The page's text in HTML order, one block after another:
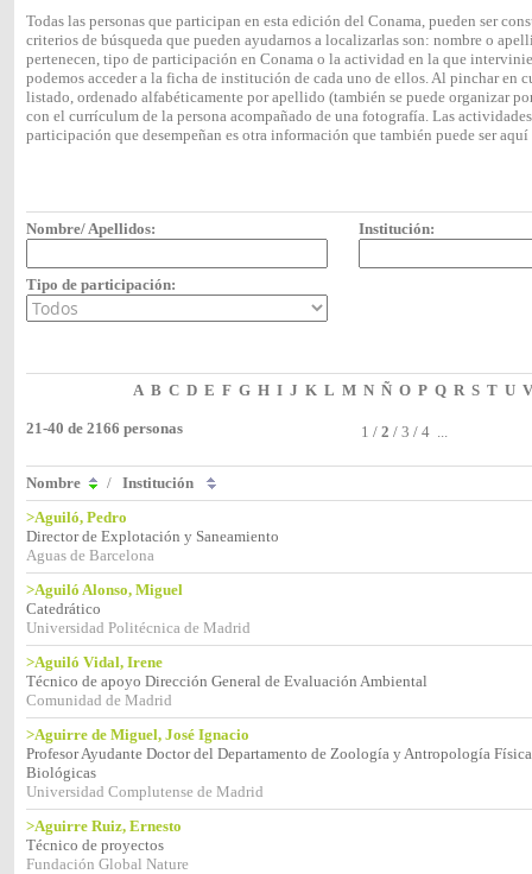
Todas las personas que participan en esta edición del Conama, pueden ser
criterios de búsqueda que pueden ayudarnos a localizarlas son: nombre o
pertenecen, tipo de participación en Conama o la actividad en la que
podemos acceder a la ficha de institución de cada uno de ellos. Al pinchar en
listado, ordenado alfabéticamente por apellido (también se puede organizar
con el currículum de la persona acompañado de una fotografía. Las
participación que desempeñan es otra información que también puede ser
Nombre/ Apellidos: Institución:
Tipo de participación:
A B C D E F G H I J K L M N Ñ O P Q R S T U V
21-40 de 2166 personas 1 / 2 / 3 / 4 ...
Nombre / Institución
>Aguiló, Pedro
Director de Explotación y Saneamiento
Aguas de Barcelona
>Aguiló Alonso, Miguel
Catedrático
Universidad Politécnica de Madrid
>Aguiló Vidal, Irene
Técnico de apoyo Dirección General de Evaluación Ambiental
Comunidad de Madrid
>Aguirre de Miguel, José Ignacio
Profesor Ayudante Doctor del Departamento de Zoología y Antropología
Biológicas
Universidad Complutense de Madrid
>Aguirre Ruiz, Ernesto
Técnico de proyectos
Fundación Global Nature